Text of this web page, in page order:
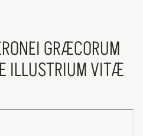
GRÆCORUM
ILLUSTRIUM VITÆ